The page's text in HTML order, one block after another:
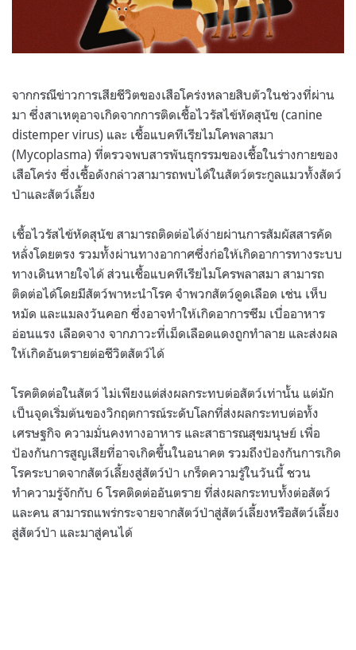
จากกรณีข่าวการเสียชีวิตของเสือโคร่งหลายสิบตัวในช่วงที่ผ่าน
มา ซึ่งสาเหตุอาจเกิดจากการติดเชื้อไวรัสไข้หัดสุนัข (canine
distemper virus) และ เชื้อแบคทีเรียไมโคพลาสมา
(Mycoplasma) ที่ตรวจพบสารพันธุกรรมของเชื้อในร่างกายของ
เสือโคร่ง ซึ่งเชื้อดังกล่าวสามารถพบได้ในสัตว์ตระกูลแมวทั้งสัตว์
ป่าและสัตว์เลี้ยง
เชื้อไวรัสไข้หัดสุนัข สามารถติดต่อได้ง่ายผ่านการสัมผัสสารคัด
หลั่งโดยตรง รวมทั้งผ่านทางอากาศซึ่งก่อให้เกิดอาการทางระบบ
ทางเดินหายใจได้ ส่วนเชื้อแบคทีเรียไมโครพลาสมา สามารถ
ติดต่อได้โดยมีสัตว์พาหะนำโรค จำพวกสัตว์ดูดเลือด เช่น เห็บ
หมัด และแมลงวันคอก ซึ่งอาจทำให้เกิดอาการซึม เบื่ออาหาร
อ่อนแรง เลือดจาง จากภาวะที่เม็ดเลือดแดงถูกทำลาย และส่งผล
ให้เกิดอันตรายต่อชีวิตสัตว์ได้
โรคติดต่อในสัตว์ ไม่เพียงแต่ส่งผลกระทบต่อสัตว์เท่านั้น แต่มัก
เป็นจุดเริ่มต้นของวิกฤตการณ์ระดับโลกที่ส่งผลกระทบต่อทั้ง
เศรษฐกิจ ความมั่นคงทางอาหาร และสาธารณสุขมนุษย์ เพื่อ
ป้องกันการสูญเสียที่อาจเกิดขึ้นในอนาคต รวมถึงป้องกันการเกิด
โรคระบาดจากสัตว์เลี้ยงสู่สัตว์ป่า เกร็ดความรู้ในวันนี้ ชวน
ทำความรู้จักกับ 6 โรคติดต่ออันตราย ที่ส่งผลกระทบทั้งต่อสัตว์
และคน สามารถแพร่กระจายจากสัตว์ป่าสู่สัตว์เลี้ยงหรือสัตว์เลี้ยง
สู่สัตว์ป่า และมาสู่คนได้